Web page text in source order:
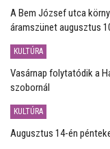
A Bem József utca
áramszünet augusztus
KULTÚRA
Vasárnap folytatódik a
szobornál
KULTÚRA
Augusztus 14-én